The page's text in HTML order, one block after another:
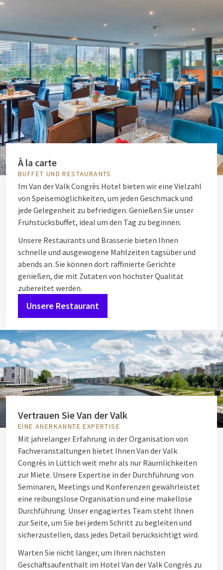
À la carte
BUFFET UND RESTAURANTS
Im Van der Valk Congrès Hotel bieten wir eine Vielzahl
von Speisemöglichkeiten, um jeden Geschmack und
jede Gelegenheit zu befriedigen. Genießen Sie unser
Frühstücksbuffet, ideal um den Tag zu beginnen.
Unsere Restaurants und Brasserie bieten Ihnen
schnelle und ausgewogene Mahlzeiten tagsüber und
abends an. Sie können dort raffinierte Gerichte
genießen, die mit Zutaten von höchster Qualität
zubereitet werden.
Unsere Restaurant
Vertrauen Sie Van der Valk
EINE ANERKANNTE EXPERTISE
Mit jahrelanger Erfahrung in der Organisation von
Fachveranstaltungen bietet Ihnen Van der Valk
Congrès in Lüttich weit mehr als nur Räumlichkeiten
zur Miete. Unsere Expertise in der Durchführung von
Seminaren, Meetings und Konferenzen gewährleistet
eine reibungslose Organisation und eine makellose
Durchführung. Unser engagiertes Team steht Ihnen
zur Seite, um Sie bei jedem Schritt zu begleiten und
sicherzustellen, dass jedes Detail berücksichtigt wird.
Warten Sie nicht länger, um Ihren nächsten
Geschäftsaufenthalt im Hotel Van der Valk Congrès zu